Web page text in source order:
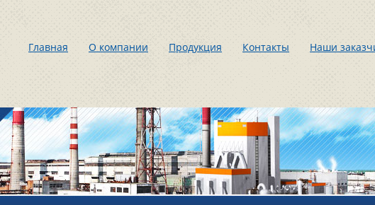
Главная О компании Продукция Контакты Наши